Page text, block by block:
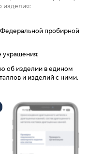
изделия:
пробирной
украшения;
об изделии в едином
и изделий с ними.